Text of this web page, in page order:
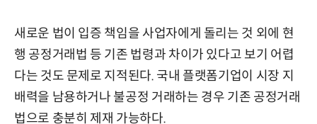
새로운 법이 입증 책임을 사업자에게 돌리는 것 외에 현
행 공정거래법 등 기존 법령과 차이가 있다고 보기 어렵
다는 것도 문제로 지적된다. 국내 플랫폼기업이 시장 지
배력을 남용하거나 불공정 거래하는 경우 기존 공정거래
법으로 충분히 제재 가능하다.